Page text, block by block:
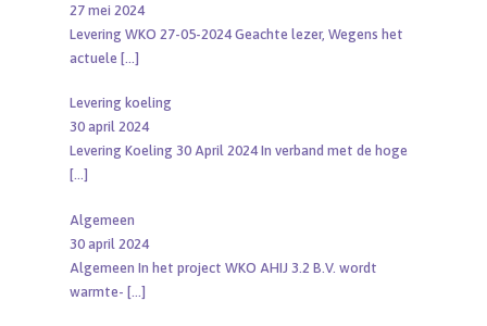
27 mei 2024
Levering WKO 27-05-2024 Geachte lezer, Wegens het
actuele […]
Levering koeling
30 april 2024
Levering Koeling 30 April 2024 In verband met de hoge
[…]
Algemeen
30 april 2024
Algemeen In het project WKO AHIJ 3.2 B.V. wordt
warmte- […]